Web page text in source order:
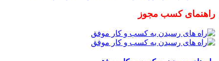
راهنمای کسب مجوز